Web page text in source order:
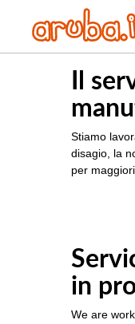
Il
Stiamo
disagio, la
per
in
We are